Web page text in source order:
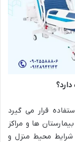
قرار می گیرد
ها و مراکز
شرایط محیط منزل و